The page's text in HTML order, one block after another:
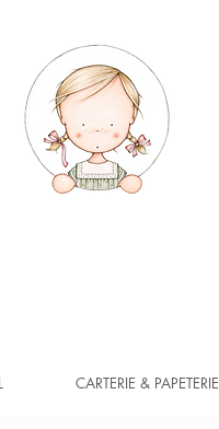
CARTERIE & PAPETERIE